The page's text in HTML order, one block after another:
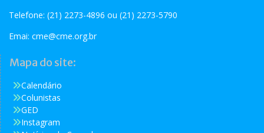
Telefone: (21) 2273-4896 ou (21) 2273-5790
Emai: cme@cme.org.br
Mapa do site:
Calendário
Colunistas
GED
Instagram